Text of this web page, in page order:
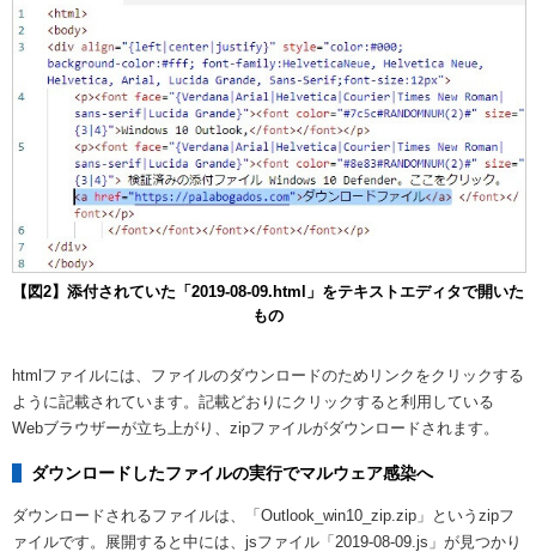
【図2】添付されていた「2019-08-09.html」をテキストエディタで開いた
もの
htmlファイルには、ファイルのダウンロードのためリンクをクリックする
ように記載されています。記載どおりにクリックすると利用している
Webブラウザーが立ち上がり、zipファイルがダウンロードされます。
ダウンロードしたファイルの実行でマルウェア感染へ
ダウンロードされるファイルは、「Outlook_win10_zip.zip」というzipフ
ァイルです。展開すると中には、jsファイル「2019-08-09.js」が見つかり